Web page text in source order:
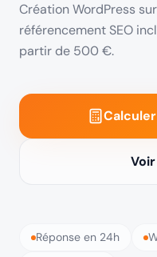
Création WordPress
référencement SEO
partir de 500 €.
Réponse en 24h